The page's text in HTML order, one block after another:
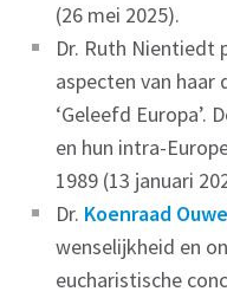
(26 mei 2025).
Dr. Ruth Nientiedt
aspecten van
‘Geleefd Europa’.
en hun intra-
1989 (13 januari
Dr. Koenraad
wenselijkheid en
eucharistische